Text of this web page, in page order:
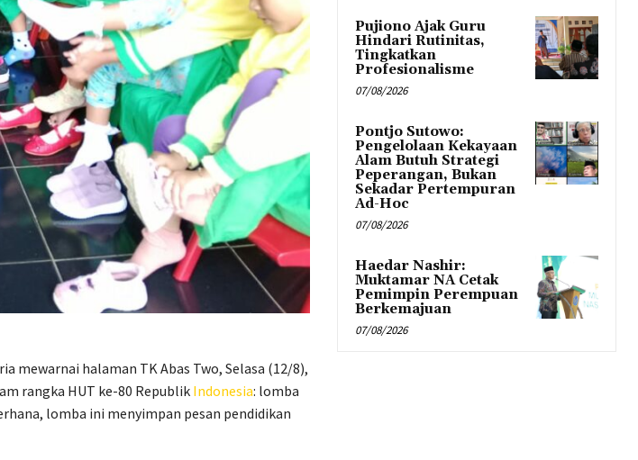
mewarnai halaman TK Abas Two, Selasa (12/8),
rangka HUT ke-80 RepublikIndonesia: lomba
lomba ini menyimpan pesan pendidikan
Pujiono Ajak Guru
Hindari Rutinitas,
Tingkatkan
Profesionalisme
07/08/2026
Pontjo Sutowo:
Pengelolaan Kekayaan
Alam Butuh Strategi
Peperangan, Bukan
Sekadar Pertempuran
Ad-Hoc
07/08/2026
Haedar Nashir:
Muktamar NA Cetak
Pemimpin Perempuan
Berkemajuan
07/08/2026